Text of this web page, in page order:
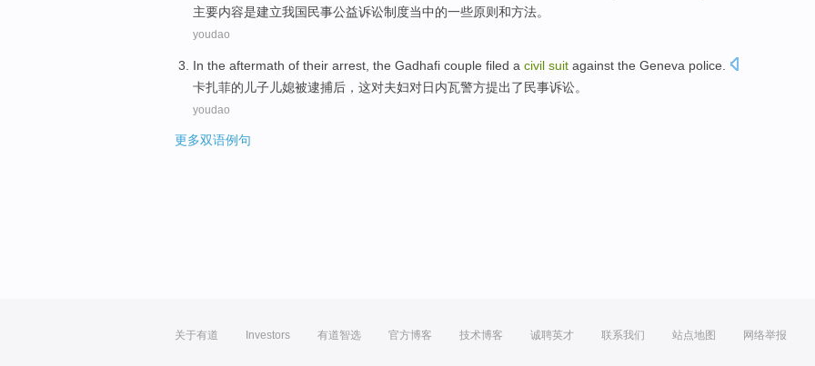
主要内容是建立我国 民事公益诉讼制度当中的一些原则和方法。
youdao
In the aftermath of their arrest , the Gadhafi couple filed a civil suit against the Geneva police
卡扎菲的 儿子儿媳被逮捕后，这对夫妇对日内瓦警方提出了 民事诉讼。
youdao
更多双语例句
关于有道 Investors 有道智选 官方博客 技术博客 诚聘英才 联系我们 站点地图 网络举报